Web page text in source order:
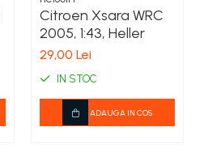
Citroen Xsara WRC
2005, 1:43, Heller
29,00 Lei
IN STOC
ADAUGA IN COS